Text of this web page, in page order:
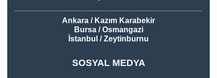
Ankara / Kazım Karabekir
Bursa / Osmangazi
İstanbul / Zeytinburnu
SOSYAL MEDYA